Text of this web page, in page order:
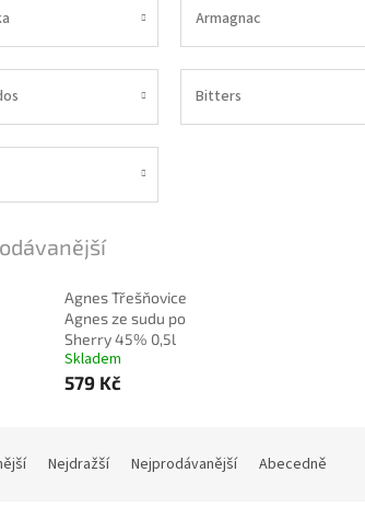
Armagnac
Bitters
Agnes Třešňovice
Agnes ze sudu po
Sherry 45% 0,5l
Skladem
579 Kč
Nejdražší Nejprodávanější Abecedně